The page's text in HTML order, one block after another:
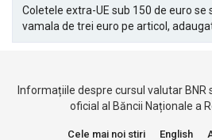
Coletele extra-UE sub 150 de euro se
vamala de trei euro pe articol,
Informațiile despre cursul valutar BNR
oficial al Băncii Naționale a
Cele mai noi stiri English